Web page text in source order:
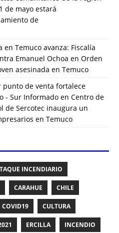
de mayo estará
de
en Temuco avanza: Fiscalía
Emanuel Ochoa en Orden
asesinada en Temuco
punto de venta fortalece
- Sur Informado en Centro de
de Sercotec inaugura un
en Temuco
INCENDIARIO
CARAHUE CHILE
COVID19 CULTURA
ERCILLA INCENDIO